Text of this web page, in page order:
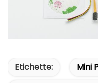
Etichette:
Mini